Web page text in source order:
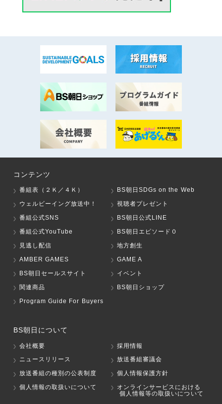
コンテンツ
番組表（２Ｋ／４Ｋ）
BS朝日SDGs on the Web
ウェルビーイング放送中！
視聴者プレゼント
番組公式SNS
BS朝日公式LINE
番組公式YouTube
BS朝日エピソード０
見逃し配信
地方創生
AMBER GAMES
GAME A
BS朝日セールスサイト
イベント
関連商品
BS朝日ショップ
Program Guide For Buyers
BS朝日について
会社概要
採用情報
ニュースリリース
放送番組審議会
放送番組の種別の公表制度
個人情報保護方針
個人情報の取扱いについて
オンラインサービスにおける
個人情報等の取扱いについて